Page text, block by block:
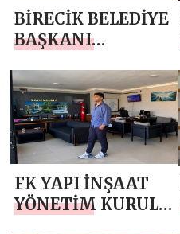
BİRECİK BELEDİYE
BAŞKANI
`TEN 24 TEMMUZ
GAZETECİLER VE
BASIN BAYRAMI
MESAJI
FK YAPI İNŞAAT
YÖNETİM KURULU